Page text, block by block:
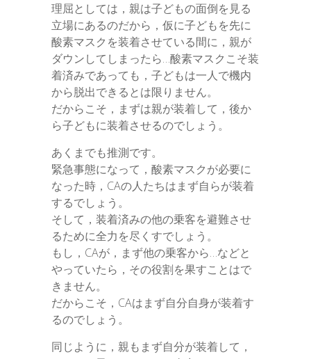
理屈としては，親は子どもの面倒を見る
立場にあるのだから，仮に子どもを先に
酸素マスクを装着させている間に，親が
ダウンしてしまったら…酸素マスクこそ装
着済みであっても，子どもは一人で機内
から脱出できるとは限りません。
だからこそ，まずは親が装着して，後か
ら子どもに装着させるのでしょう。
あくまでも推測です。
緊急事態になって，酸素マスクが必要に
なった時，CAの人たちはまず自らが装着
するでしょう。
そして，装着済みの他の乗客を避難させ
るために全力を尽くすでしょう。
もし，CAが，まず他の乗客から…などと
やっていたら，その役割を果すことはで
きません。
だからこそ，CAはまず自分自身が装着す
るのでしょう。
同じように，親もまず自分が装着して，